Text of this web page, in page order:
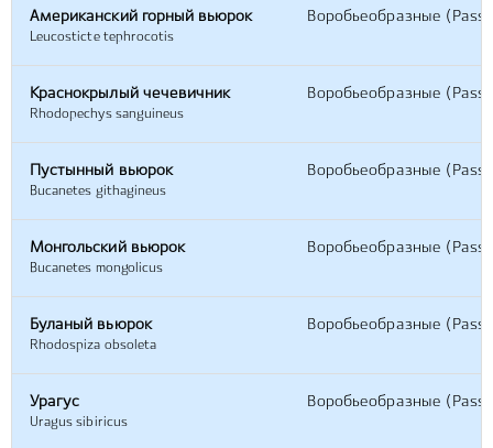
Американский горный вьюрок
Leucosticte tephrocotis
Воробьеобразные
Краснокрылый чечевичник
Rhodopechys sanguineus
Воробьеобразные
Пустынный вьюрок
Bucanetes githagineus
Воробьеобразные
Монгольский вьюрок
Bucanetes mongolicus
Воробьеобразные
Буланый вьюрок
Rhodospiza obsoleta
Воробьеобразные
Урагус
Uragus sibiricus
Воробьеобразные